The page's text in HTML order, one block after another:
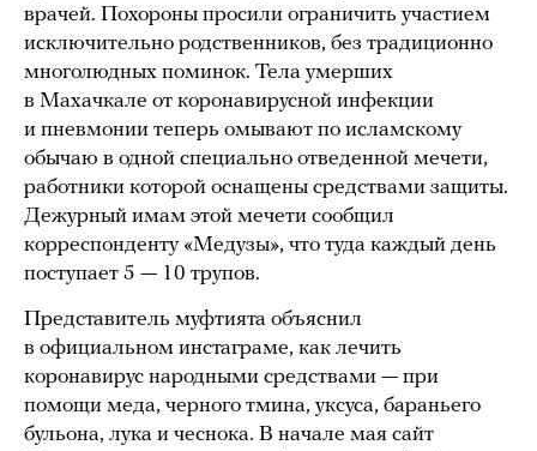
врачей. Похороны просили ограничить участием
исключительно родственников, без традиционно
многолюдных поминок. Тела умерших
в Махачкале от коронавирусной инфекции
и пневмонии теперь омывают по исламскому
обычаю в одной специально отведенной мечети,
работники которой оснащены средствами защиты.
Дежурный имам этой мечети сообщил
корреспонденту «Медузы», что туда каждый день
поступает 5 — 10 трупов.
Представитель муфтията объяснил
в официальном инстаграме, как лечить
коронавирус народными средствами — при
помощи меда, черного тмина, уксуса, бараньего
бульона, лука и чеснока. В начале мая сайт